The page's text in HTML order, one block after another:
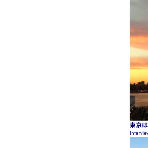
東京